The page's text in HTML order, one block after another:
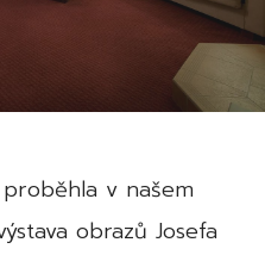
v našem
obrazů Josefa